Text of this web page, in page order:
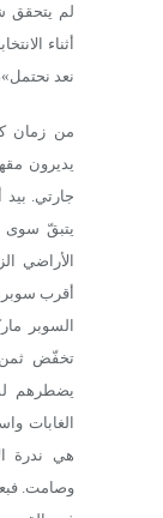
لم يتحقق
أثناء
نعد
من زمان
يديرون
جارتي. بيد
يتبقّ سوى
الأراضي
السوبر
تخفّض ثمن
يضطرهم
الغابات
هي ندرة
وصامت.